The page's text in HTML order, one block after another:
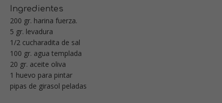
Ingredientes
200 gr. harina fuerza.
5 gr. levadura
1/2 cucharadita de sal
100 gr. agua templada
20 gr. aceite oliva
1 huevo para pintar
pipas de girasol peladas